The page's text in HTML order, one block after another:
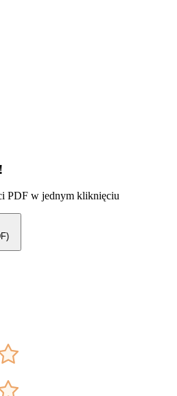
PDF w jednym kliknięciu